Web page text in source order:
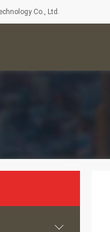
Co., Ltd.